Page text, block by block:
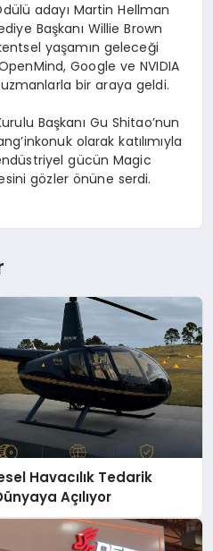
adayı Martin Hellman
Başkanı Willie Brown
yaşamın geleceği
Google ve NVIDIA
bir araya geldi.
Başkanı Gu Shitao’nun
olarak katılımıyla
gücün Magic
gözler önüne serdi.
Havacılık Tedarik
Açılıyor